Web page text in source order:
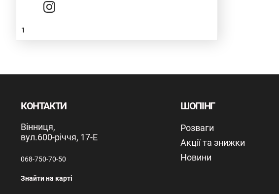
1
КОНТАКТИ
Вінниця,
вул.600-річчя, 17-Е
068-750-70-50
Знайти на карті
ШОПІНГ
Розваги
Акції та знижки
Новини